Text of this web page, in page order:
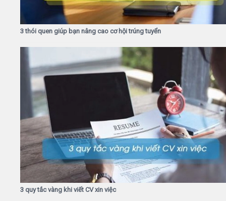
3 thói quen giúp bạn nâng cao cơ hội trúng tuyển
3 quy tắc vàng khi viết CV xin việc